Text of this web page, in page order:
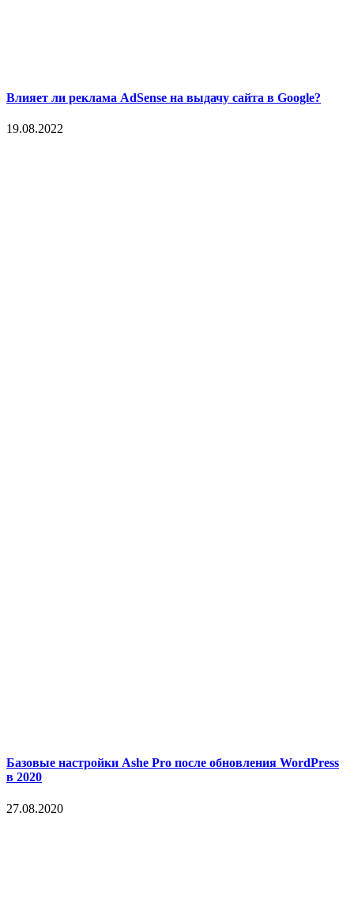
Влияет ли реклама AdSense на выдачу сайта в Google?
19.08.2022
Базовые настройки Ashe Pro после обновления WordPress
в 2020
27.08.2020